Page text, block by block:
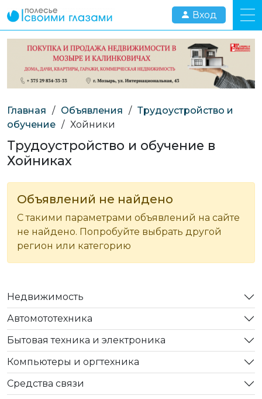
Вход
Главная / Объявления / Трудоустройство и
обучение / Хойники
Трудоустройство и обучение в
Хойниках
Объявлений не найдено
С такими параметрами объявлений на сайте
не найдено. Попробуйте выбрать другой
регион или категорию
Недвижимость
Автомототехника
Бытовая техника и электроника
Компьютеры и оргтехника
Средства связи